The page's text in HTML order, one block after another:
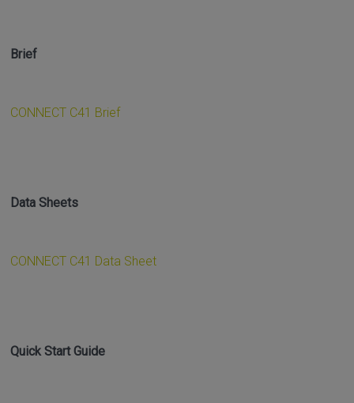
Brief
CONNECT C41 Brief
Data Sheets
CONNECT C41 Data Sheet
Quick Start Guide